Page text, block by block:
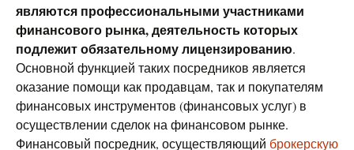
являются профессиональными участниками
финансового рынка, деятельность которых
подлежит обязательному лицензированию.
Основной функцией таких посредников является
оказание помощи как продавцам, так и покупателям
финансовых инструментов (финансовых услуг) в
осуществлении сделок на финансовом рынке.
Финансовый посредник, осуществляющий брокерскую